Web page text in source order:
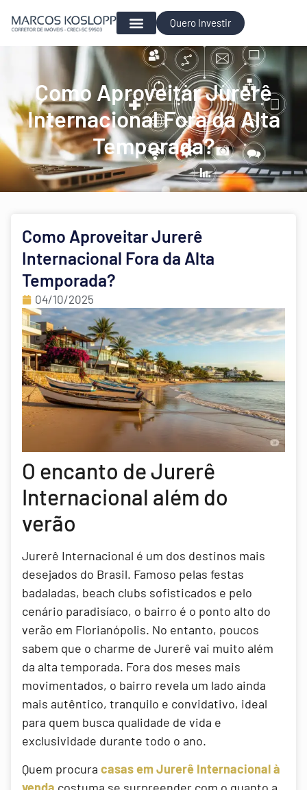
Quero Investir
Como Aproveitar Jurerê
Internacional Fora da Alta
Temporada?
Como Aproveitar Jurerê
Internacional Fora da Alta
Temporada?
04/10/2025
O encanto de Jurerê
Internacional além do
verão
Jurerê Internacional é um dos destinos mais
desejados do Brasil. Famoso pelas festas
badaladas, beach clubs sofisticados e pelo
cenário paradisíaco, o bairro é o ponto alto do
verão em Florianópolis. No entanto, poucos
sabem que o charme de Jurerê vai muito além
da alta temporada. Fora dos meses mais
movimentados, o bairro revela um lado ainda
mais autêntico, tranquilo e convidativo, ideal
para quem busca qualidade de vida e
exclusividade durante todo o ano.
Quem procura casas em Jurerê Internacional à